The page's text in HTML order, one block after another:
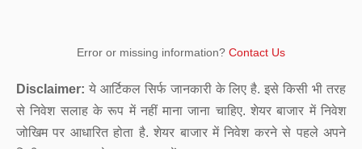
Error or missing information? Contact Us
Disclaimer: ये आर्टिकल सिर्फ जानकारी के लिए है. इसे किसी भी तरह
से निवेश सलाह के रूप में नहीं माना जाना चाहिए. शेयर बाजार में निवेश
जोखिम पर आधारित होता है. शेयर बाजार में निवेश करने से पहले अपने